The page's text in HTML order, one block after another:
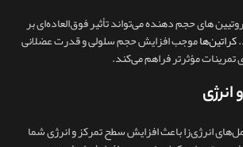
های حجم دهنده می‌تواند تأثیر فوق‌العاده‌ای بر
کراتین‌هاموجب افزایش حجم سلولی و قدرت عضلانی
تمرینات مؤثرتر فراهم می‌کند.
انرژی‌زا باعث افزایش سطح تمرکز و انرژی شما